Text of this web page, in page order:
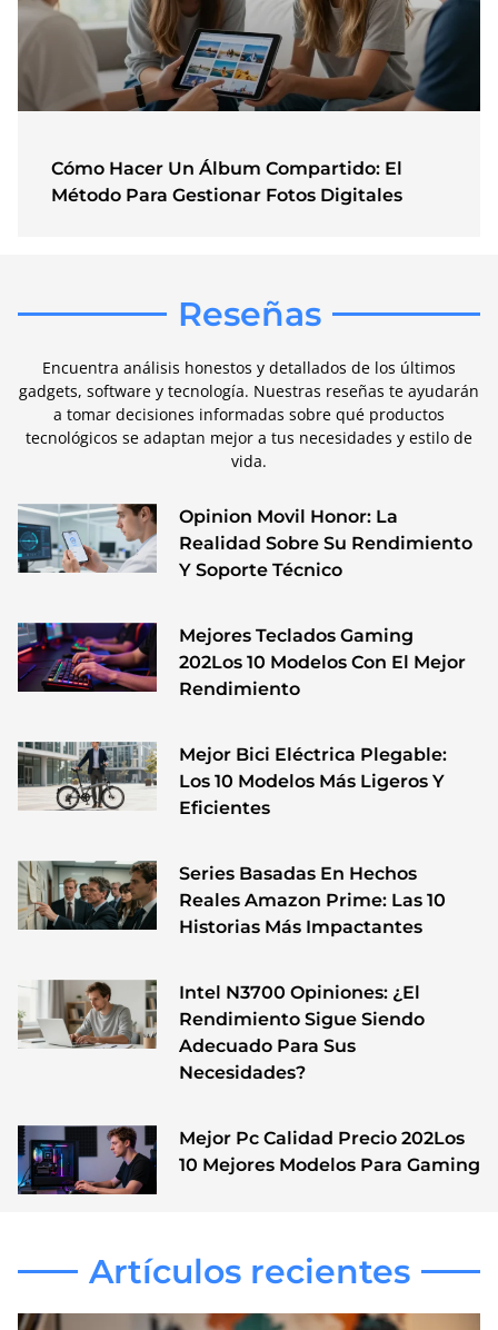
Cómo Hacer Un Álbum Compartido: El
Método Para Gestionar Fotos Digitales
Reseñas
Encuentra análisis honestos y detallados de los últimos
gadgets, software y tecnología. Nuestras reseñas te ayudarán
a tomar decisiones informadas sobre qué productos
tecnológicos se adaptan mejor a tus necesidades y estilo de
vida.
Opinion Movil Honor: La
Realidad Sobre Su Rendimiento
Y Soporte Técnico
Mejores Teclados Gaming
202Los 10 Modelos Con El Mejor
Rendimiento
Mejor Bici Eléctrica Plegable:
Los 10 Modelos Más Ligeros Y
Eficientes
Series Basadas En Hechos
Reales Amazon Prime: Las 10
Historias Más Impactantes
Intel N3700 Opiniones: ¿El
Rendimiento Sigue Siendo
Adecuado Para Sus
Necesidades?
Mejor Pc Calidad Precio 202Los
10 Mejores Modelos Para Gaming
Artículos recientes